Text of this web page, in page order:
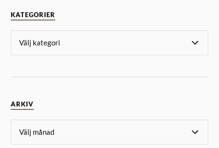
KATEGORIER
ARKIV